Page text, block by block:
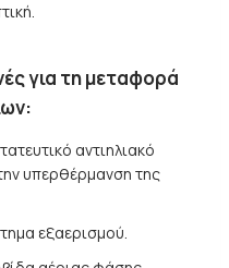
για τη μεταφορά
αντιηλιακό
υπερθέρμανση της
εξαερισμού.